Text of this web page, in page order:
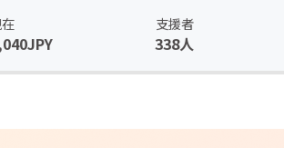
支援者
338人